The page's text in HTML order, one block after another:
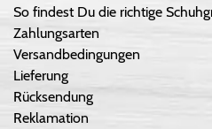
So findest Du die richtige
Zahlungsarten
Versandbedingungen
Lieferung
Rücksendung
Reklamation